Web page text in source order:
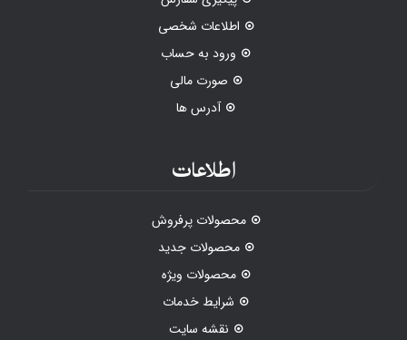
اطلاعات شخصی
ورود به حساب
صورت مالی
آدرس ها
اطلاعات
محصولات پرفروش
محصولات جدید
محصولات ویژه
شرایط خدمات
نقشه سایت